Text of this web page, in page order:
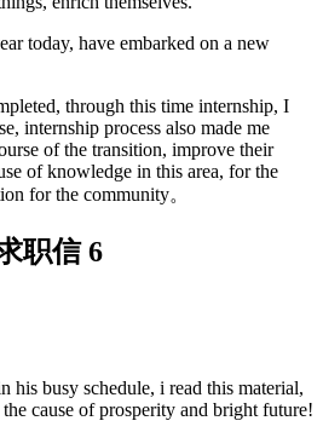
today, have embarked on a new
through this time internship, I
internship process also made me
of the transition, improve their
of knowledge in this area, for the
for the community。
职信 6
his busy schedule, i read this material,
cause of prosperity and bright future!